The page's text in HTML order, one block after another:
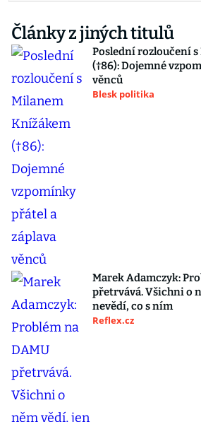
Články z jiných titulů
Poslední rozloučení
(†86): Dojemné
věnců
Blesk politika
Marek Adamczyk:
přetrvává. Všichni o
nevědí, co s ním
Reflex.cz